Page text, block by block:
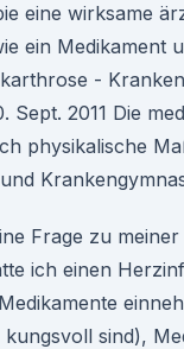
eine wirksame
ein Medikament
-
Sept. 2011 Die
physikalische
Frage zu
ich einen
sind),